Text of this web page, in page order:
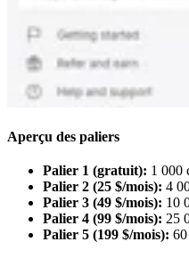
Aperçu des paliers
Palier 1 (gratuit): 1 000
Palier 2 (25 $/mois): 4
Palier 3 (49 $/mois): 10
Palier 4 (99 $/mois): 25
Palier 5 (199 $/mois):